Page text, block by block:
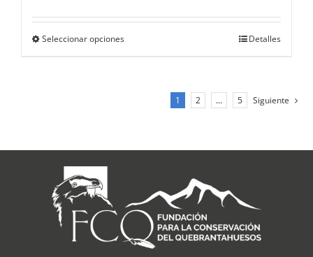
Seleccionar opciones
variantes.
pueden
página
de
producto
Detalles
1 2 … 5 Siguiente